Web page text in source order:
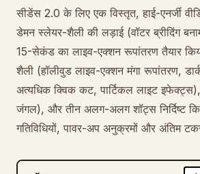
ब्लॉग
अपडेट
सीडेंस 2.0 के लिए एक विस्तृत, हाई-एनर्जी
डेमन स्लेयर-शैली की लड़ाई (वॉटर ब्रीदिंग
15-सेकंड का लाइव-एक्शन रूपांतरण तैयार
शैली (हॉलीवुड लाइव-एक्शन मंगा रूपांतरण,
अत्यधिक क्विक कट, पार्टिकल लाइट
जंगल), और तीन अलग-अलग शॉट्स निर्दिष्ट
गतिविधियों, पावर-अप अनुक्रमों और अंतिम